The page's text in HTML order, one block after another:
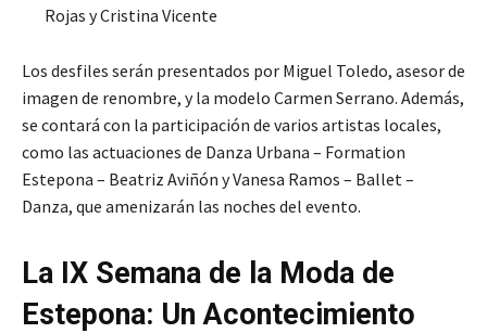
Rojas y Cristina Vicente
Los desfiles serán presentados por Miguel Toledo, asesor de
imagen de renombre, y la modelo Carmen Serrano. Además,
se contará con la participación de varios artistas locales,
como las actuaciones de Danza Urbana – Formation
Estepona – Beatriz Aviñón y Vanesa Ramos – Ballet –
Danza, que amenizarán las noches del evento.
La IX Semana de la Moda de
Estepona: Un Acontecimiento